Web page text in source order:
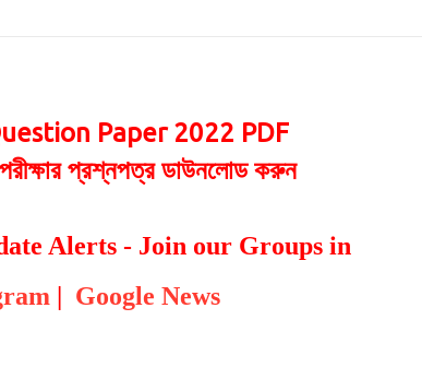
Paper 2022 PDF
প্রশ্নপত্র ডাউনলোড করুন
Alerts - Join our Groups in
| Google News